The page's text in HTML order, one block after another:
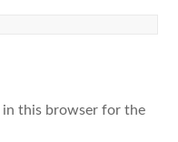
in this browser for the